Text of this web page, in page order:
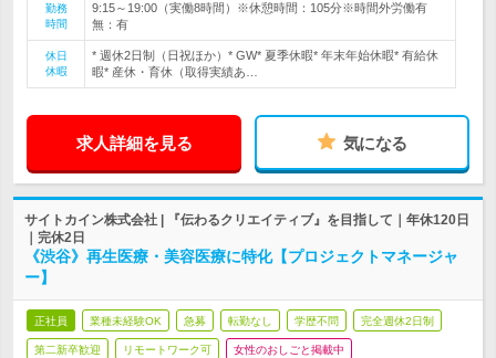
勤務
時間
9:15～19:00（実働8時間）※休憩時間：105分※時間外労働有
無：有
休日
休暇
* 週休2日制（日祝ほか）* GW* 夏季休暇* 年末年始休暇* 有給休
暇* 産休・育休（取得実績あ…
求人詳細を見る 気になる
サイトカイン株式会社 | 『伝わるクリエイティブ』を目指して｜年休120日
｜完休2日
《渋谷》再生医療・美容医療に特化【プロジェクトマネージャ
ー】
正社員 業種未経験OK 急募 転勤なし 学歴不問 完全週休2日制
第二新卒歓迎 リモートワーク可 女性のおしごと掲載中